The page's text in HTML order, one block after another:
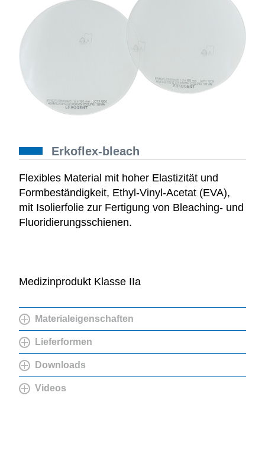
Erkoflex-bleach
Flexibles Material mit hoher Elastizität und
Formbeständigkeit, Ethyl-Vinyl-Acetat (EVA),
mit Isolierfolie zur Fertigung von Bleaching- und
Fluoridierungsschienen.
Medizinprodukt Klasse IIa
Materialeigenschaften
Lieferformen
Downloads
Videos